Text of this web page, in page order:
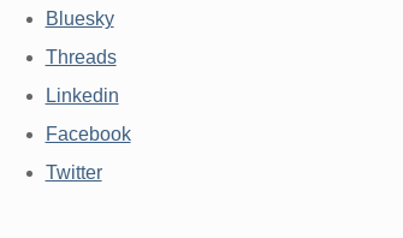
Bluesky
Threads
Linkedin
Facebook
Twitter